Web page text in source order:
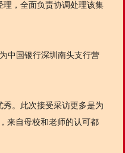
理，全面负责协调处理该集
中国银行深圳南头支行营
。此次接受采访更多是为
来自母校和老师的认可都